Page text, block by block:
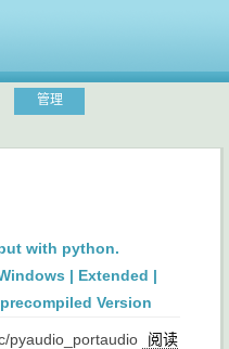
管理
with python.
| Extended |
Version
pyaudio_portaudio
阅读